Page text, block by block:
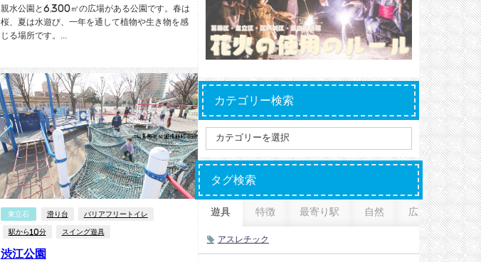
親水公園と6,300㎡の広場がある公園です。春は
桜、夏は水遊び、一年を通して植物や生き物を感
じる場所です。...
東立石 滑り台 バリアフリートイレ
駅から10分 スイング遊具
渋江公園
カテゴリー検索
タグ検索
遊具 特徴 最寄り駅 自然 広さ
アスレチック